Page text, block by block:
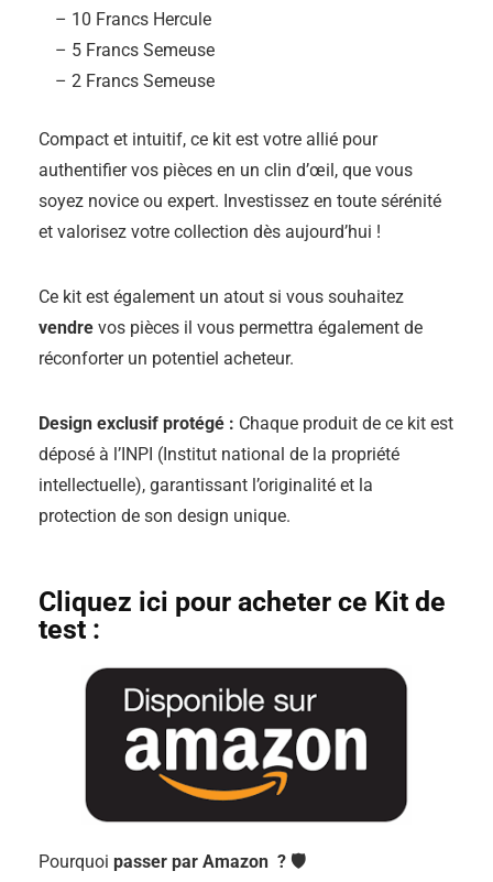
– 10 Francs Hercule
– 5 Francs Semeuse
– 2 Francs Semeuse
Compact et intuitif, ce kit est votre allié pour
authentifier vos pièces en un clin d’œil, que vous
soyez novice ou expert. Investissez en toute sérénité
et valorisez votre collection dès aujourd’hui !
Ce kit est également un atout si vous souhaitez
vendre vos pièces il vous permettra également de
réconforter un potentiel acheteur.
Design exclusif protégé : Chaque produit de ce kit est
déposé à l’INPI (Institut national de la propriété
intellectuelle), garantissant l’originalité et la
protection de son design unique.
Cliquez ici pour acheter ce Kit de
test :
Pourquoi passer par Amazon ? 🛡️